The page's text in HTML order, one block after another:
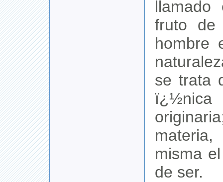
llamado
fruto de
hombre
se trata
misma
de ser.